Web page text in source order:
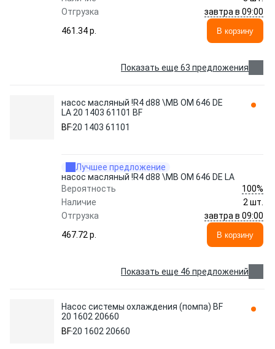
Отгрузка
завтра в 09:00
461.34 p.
В корзину
Показать еще 63 предложения
насос масляный !R4 d88 \MB OM 646 DE
LA 20 1403 61101 BF
BF20 1403 61101
Лучшее предложение
насос масляный !R4 d88 \MB OM 646 DE LA
Вероятность
100%
Наличие
2 шт.
Отгрузка
завтра в 09:00
467.72 p.
В корзину
Показать еще 46 предложений
Насос системы охлаждения (помпа) BF
20 1602 20660
BF20 1602 20660